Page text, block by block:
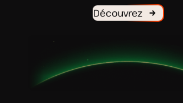
Découvrez